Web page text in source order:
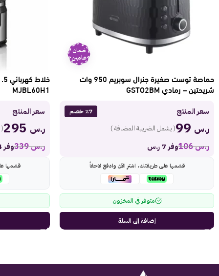
ضمان
عامين
حماصة توست صغيرة جنرال سوبريم 950 وات
شريحتين – رمادي GSTO2BM
سعر المنتج ٪7 خصم
ر.س ( يشمل الضريبة المضافة )
ر.س106 وفر 7 ر.س
قسّمها على طريقتك، اشترِ الآن وادفع لاحقاً
متوفر في المخزون
إضافة إلى السلة
MJBL60H1
سعر المنتج
ر.س
ر.س339 وفر 44 ر.س
قسّمها